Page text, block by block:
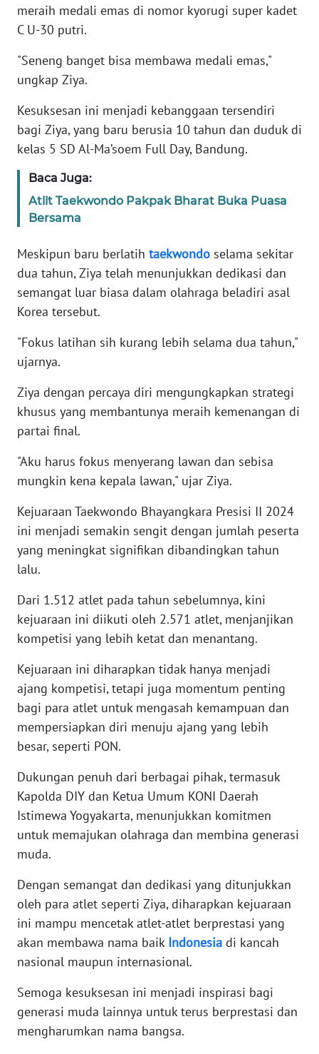
meraih medali emas di nomor kyorugi super kadet
C U-30 putri.
"Seneng banget bisa membawa medali emas,"
ungkap Ziya.
Kesuksesan ini menjadi kebanggaan tersendiri
bagi Ziya, yang baru berusia 10 tahun dan duduk di
kelas 5 SD Al-Ma’soem Full Day, Bandung.
Baca Juga:
Atlit Taekwondo Pakpak Bharat Buka Puasa
Bersama
Meskipun baru berlatih taekwondo selama sekitar
dua tahun, Ziya telah menunjukkan dedikasi dan
semangat luar biasa dalam olahraga beladiri asal
Korea tersebut.
"Fokus latihan sih kurang lebih selama dua tahun,"
ujarnya.
Ziya dengan percaya diri mengungkapkan strategi
khusus yang membantunya meraih kemenangan di
partai final.
"Aku harus fokus menyerang lawan dan sebisa
mungkin kena kepala lawan," ujar Ziya.
Kejuaraan Taekwondo Bhayangkara Presisi II 2024
ini menjadi semakin sengit dengan jumlah peserta
yang meningkat signifikan dibandingkan tahun
lalu.
Dari 1.512 atlet pada tahun sebelumnya, kini
kejuaraan ini diikuti oleh 2.571 atlet, menjanjikan
kompetisi yang lebih ketat dan menantang.
Kejuaraan ini diharapkan tidak hanya menjadi
ajang kompetisi, tetapi juga momentum penting
bagi para atlet untuk mengasah kemampuan dan
mempersiapkan diri menuju ajang yang lebih
besar, seperti PON.
Dukungan penuh dari berbagai pihak, termasuk
Kapolda DIY dan Ketua Umum KONI Daerah
Istimewa Yogyakarta, menunjukkan komitmen
untuk memajukan olahraga dan membina generasi
muda.
Dengan semangat dan dedikasi yang ditunjukkan
oleh para atlet seperti Ziya, diharapkan kejuaraan
ini mampu mencetak atlet-atlet berprestasi yang
akan membawa nama baik Indonesia di kancah
nasional maupun internasional.
Semoga kesuksesan ini menjadi inspirasi bagi
generasi muda lainnya untuk terus berprestasi dan
mengharumkan nama bangsa.
WN
PAPUA
WN
WN
SERAMBI
JAMBI
SULTRA
WN
NTB
WN
SULTENG
WN
SULBAR
WN
BABEL
WN
SUMBAR
WN
SUMSEL
BENGKULU
WN
LAMPUNG
WN
JATENG
NUSANTARA
WN
JOGJA
JATIM
WN
BALI
KALBAR
WN